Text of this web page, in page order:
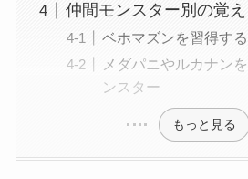
仲間モンスター別の覚
ベホマズンを習得す
メダパニやルカナン
ンスター
もっと見る